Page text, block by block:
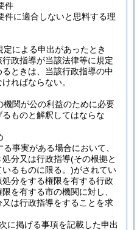
件
件に適合しないと思料する理
定による申出があったとき
政指導が当該法律等に規定
ときは、当該行政指導の中
ればならない。
機関が公の利益のために必要
ものと解釈してはならな
事実がある場合において、
分又は行政指導(その根拠と
るものに限る。)がされてい
分をする権限を有する行政
を有する市の機関に対し、
は行政指導をすることを求
に掲げる事項を記載した申出